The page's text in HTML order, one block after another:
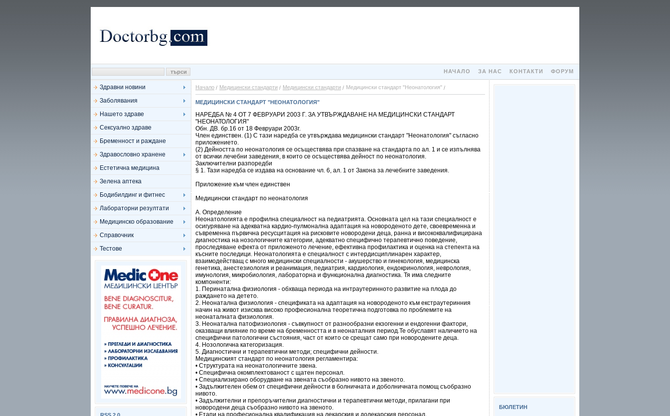
НАЧАЛО ЗА НАС КОНТАКТИ ФОРУМ
Здравни новини
Заболявания
Нашето здраве
Сексуално здраве
Бременност и раждане
Здравословно хранене
Естетична медицина
Зелена аптека
Бодибилдинг и фитнес
Лабораторни резултати
Медицинско образование
Справочник
Тестове
Начало Медицински стандарти Медицински стандарти Медицински стандарт "Неонатология"
МЕДИЦИНСКИ СТАНДАРТ "НЕОНАТОЛОГИЯ"
НАРЕДБА № 4 ОТ 7 ФЕВРУАРИ 2003 Г. ЗА УТВЪРЖДАВАНЕ НА МЕДИЦИНСКИ СТАНДАРТ
"НЕОНАТОЛОГИЯ"
Обн. ДВ. бр.16 от 18 Февруари 2003г.
Член единствен. (1) С тази наредба се утвърждава медицински стандарт "Неонатология" съгласно
приложението.
(2) Дейността по неонатология се осъществява при спазване на стандарта по ал. 1 и се изпълнява
от всички лечебни заведения, в които се осъществява дейност по неонатология.
Заключителни разпоредби
§ 1. Тази наредба се издава на основание чл. 6, ал. 1 от Закона за лечебните заведения.
Приложение към член единствен
Медицински стандарт по неонатология
А. Определение
Неонатологията е профилна специалност на педиатрията. Основната цел на тази специалност е
осигуряване на адекватна кардио-пулмонална адаптация на новороденото дете, своевременна и
съвременна първична ресусцитация на рисковите новородени деца, ранна и висококвалифицирана
диагностика на нозологичните категории, адекватно специфично терапевтично поведение,
проследяване ефекта от приложеното лечение, ефективна профилактика и оценка на степента на
късните последици. Неонатологията е специалност с интердисциплинарен характер,
взаимодействащ с много медицински специалности - акушерство и гинекология, медицинска
генетика, анестезиология и реанимация, педиатрия, кардиология, ендокринология, неврология,
имунология, микробиология, лабораторна и функционална диагностика. Тя има следните
компоненти:
1. Перинатална физиология - обхваща периода на интраутеринното развитие на плода до
раждането на детето.
2. Неонатална физиология - спецификата на адаптация на новороденото към екстраутеринния
начин на живот изисква високо професионална теоретична подготовка по проблемите на
неонаталната физиология.
3. Неонатална патофизиология - съвкупност от разнообразни екзогенни и ендогенни фактори,
оказващи влияние по време на бременността и в неонаталния период.Те обуславят наличието на
специфични патологични състояния, част от които се срещат само при новородените деца.
4. Нозологична категоризация.
5. Диагностични и терапевтични методи; специфични дейности.
Медицинският стандарт по неонатология регламентира:
• Структурата на неонатологичните звена.
• Специфична окомплектованост с щатен персонал.
• Специализирано оборудване на звената съобразно нивото на звеното.
• Задължителен обем от специфични дейности в болничната и доболничната помощ съобразно
нивото.
• Задължителни и препоръчителни диагностични и терапевтични методи, прилагани при
новородени деца съобразно нивото на звеното.
• Етапи на професионална квалификация на лекарския и долекарския персонал.
БЮЛЕТИН